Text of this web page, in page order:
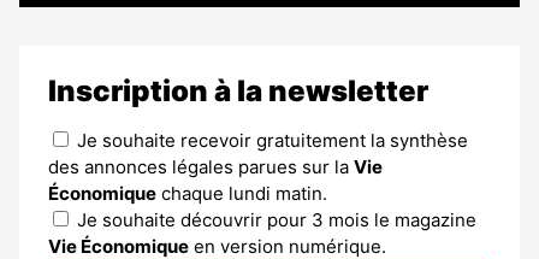
Inscription à la newsletter
Je souhaite recevoir gratuitement la synthèse
des annonces légales parues sur la Vie
Économique chaque lundi matin.
Je souhaite découvrir pour 3 mois le magazine
Vie Économique en version numérique.